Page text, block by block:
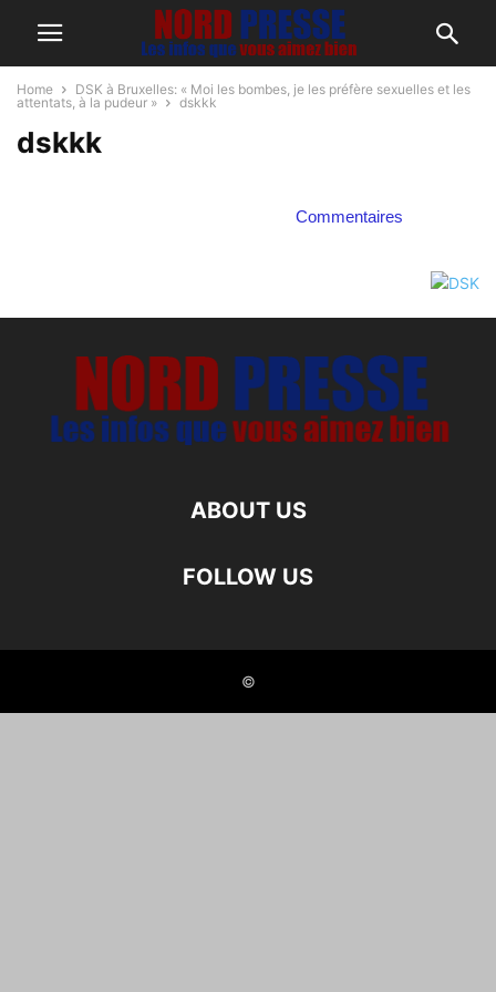
Home
DSK à Bruxelles: « Moi les bombes, je les préfère sexuelles et les
attentats, à la pudeur »
dskkk
dskkk
Commentaires
ABOUT US
FOLLOW US
©